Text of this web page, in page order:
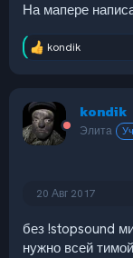
На мапере
Р
ц
и
и
kondik
kondik
Элита
20 Авг 2017
без !stopsound
нужно всей